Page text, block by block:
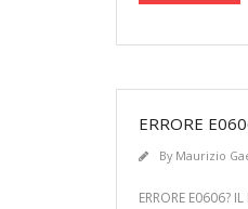
ERRORE
By Maurizio
ERRORE E0606?